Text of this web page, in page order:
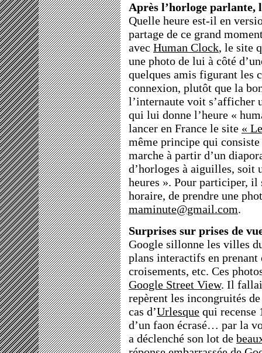
Après l’horloge parlante,
Quelle heure est-il en
partage de ce grand
avec Human Clock, le site
une photo de lui à côté
quelques amis figurant les
connexion, plutôt que la
l’internaute voit s’afficher
qui lui donne l’heure «
lancer en France le site «
même principe qui
marche à partir d’un
d’horloges à aiguilles, soit
heures ». Pour participer,
horaire, de prendre une
maminute@gmail.com.
Surprises sur prises de
Google sillonne les villes
plans interactifs en prenant
croisements, etc. Ces
Google Street View. Il
repèrent les incongruités
cas d’Urlesque qui recense
d’un faon écrasé… par la
a déclenché son lot de